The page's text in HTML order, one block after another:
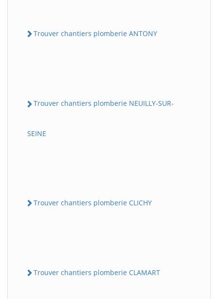
Trouver chantiers plomberie ANTONY
Trouver chantiers plomberie NEUILLY-SUR-
SEINE
Trouver chantiers plomberie CLICHY
Trouver chantiers plomberie CLAMART